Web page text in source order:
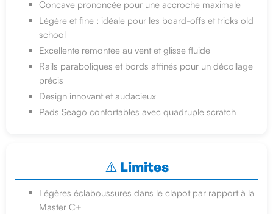
Concave prononcée pour une accroche maximale
Légère et fine : idéale pour les board-offs et tricks old
school
Excellente remontée au vent et glisse fluide
Rails paraboliques et bords affinés pour un décollage
précis
Design innovant et audacieux
Pads Seago confortables avec quadruple scratch
⚠️ Limites
Légères éclaboussures dans le clapot par rapport à la
Master C+